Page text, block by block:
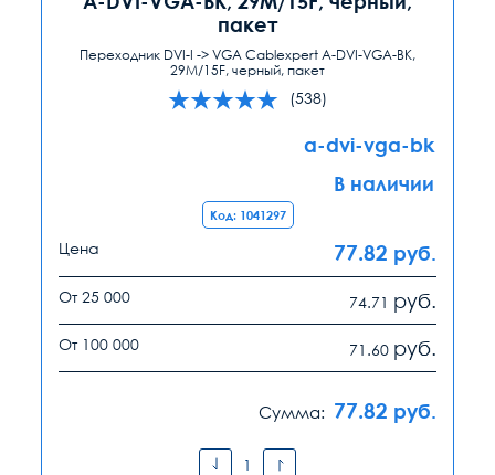
пакет
Переходник DVI-I -> VGA Cablexpert A-DVI-VGA-BK,
29M/15F, черный, пакет
(538)
a-dvi-vga-bk
В наличии
Код: 1041297
Цена 77.82 руб.
От 25 000 74.71 руб.
От 100 000 71.60 руб.
Сумма: 77.82 руб.